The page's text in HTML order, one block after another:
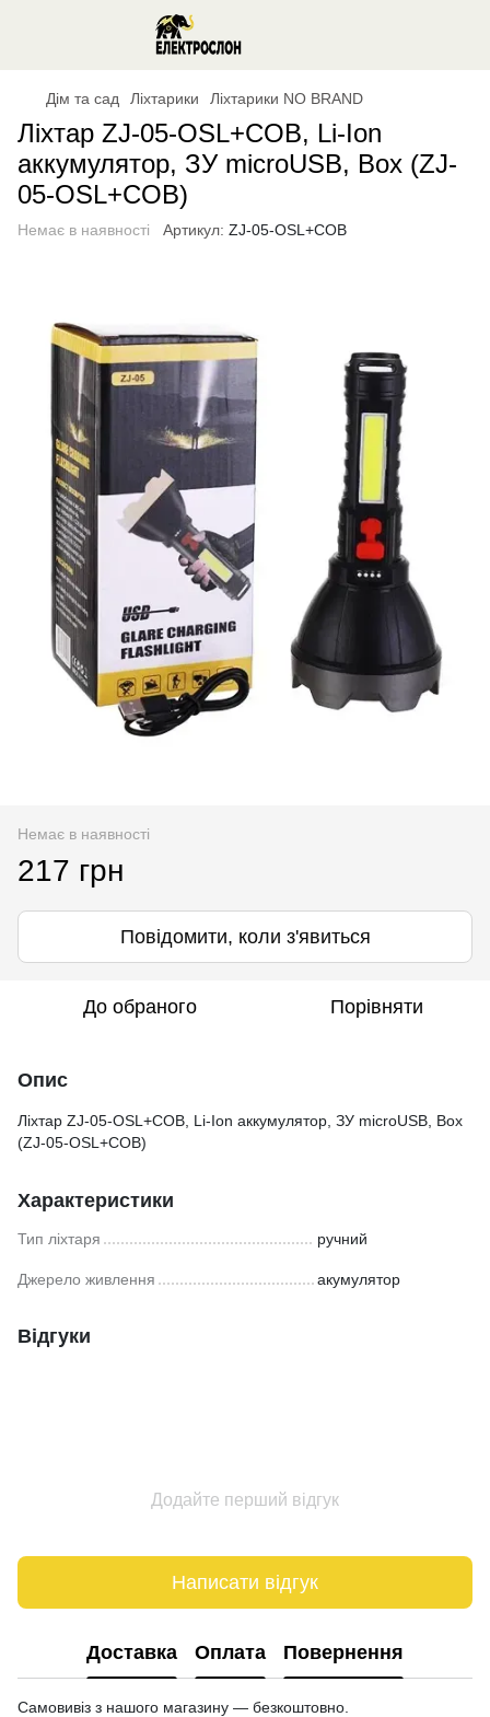
Дім та сад Ліхтарики Ліхтарики NO BRAND
Ліхтар ZJ-05-OSL+COB, Li-Ion
аккумулятор, ЗУ microUSB, Box (ZJ-
05-OSL+COB)
Немає в наявності Артикул: ZJ-05-OSL+COB
Немає в наявності
217 грн
Повідомити, коли з'явиться
До обраного Порівняти
Опис
Ліхтар ZJ-05-OSL+COB, Li-Ion аккумулятор, ЗУ microUSB, Box
(ZJ-05-OSL+COB)
Характеристики
Тип ліхтаря ручний
Джерело живлення акумулятор
Відгуки
Додайте перший відгук
Написати відгук
Доставка Оплата Повернення
Самовивіз з нашого магазину — безкоштовно.